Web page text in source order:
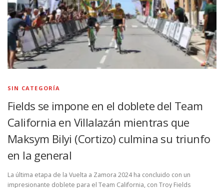
SIN CATEGORÍA
Fields se impone en el doblete del Team
California en Villalazán mientras que
Maksym Bilyi (Cortizo) culmina su triunfo
en la general
La última etapa de la Vuelta a Zamora 2024 ha concluido con un
impresionante doblete para el Team California, con Troy Fields